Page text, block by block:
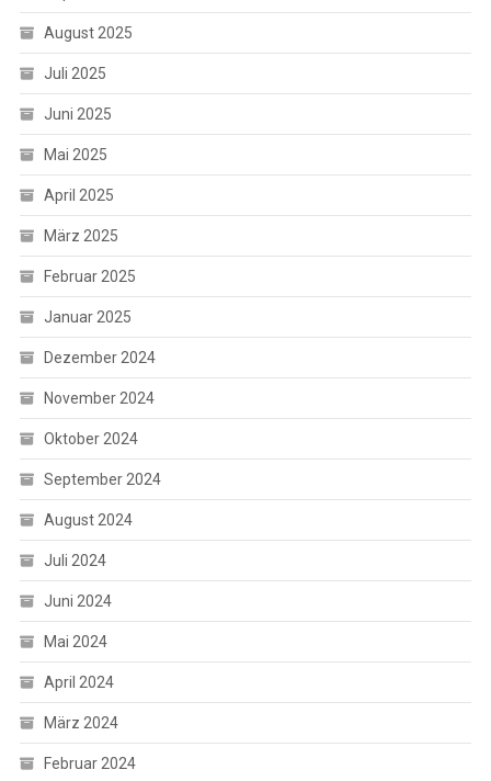
August 2025
Juli 2025
Juni 2025
Mai 2025
April 2025
März 2025
Februar 2025
Januar 2025
Dezember 2024
November 2024
Oktober 2024
September 2024
August 2024
Juli 2024
Juni 2024
Mai 2024
April 2024
März 2024
Februar 2024